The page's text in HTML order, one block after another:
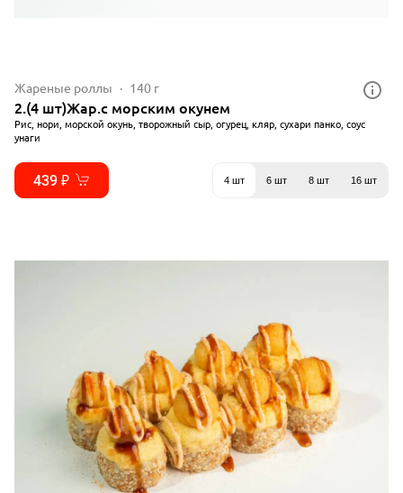
Жареные роллы 140 г
2.(4 шт)Жар.с морским окунем
Рис, нори, морской окунь, творожный сыр, огурец, кляр, сухари панко, соус
унаги
439 ₽ 4 шт 6 шт 8 шт 16 шт